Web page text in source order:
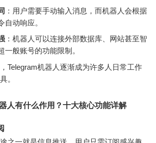
：用户需要手动输入消息，而机器人会根据
自动响应。
：机器人可以连接外部数据库、网站甚至智
一般账号的功能限制。
Telegram机器人逐渐成为许多人日常工作
。
人有什么作用？十大核心功能详解